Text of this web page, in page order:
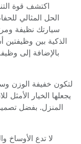
اكتشف قوة
سيارتك نظيفة
الذكية بين وظيفتين
بالإضافة إلى
يجعلها الخيار
المنزل. بفضل
لا تدع الأوساخ